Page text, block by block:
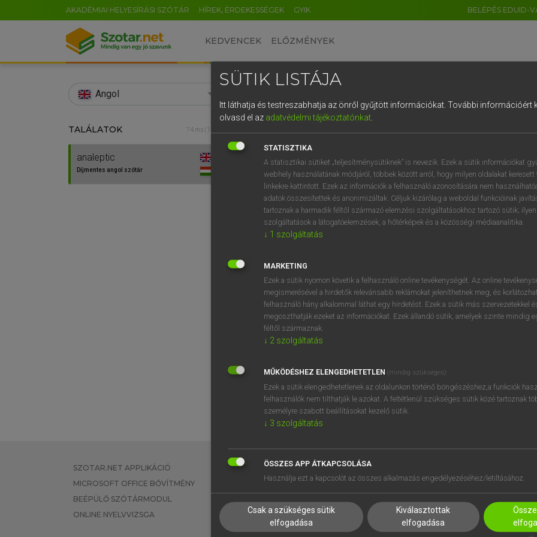
AKADÉMIAI HELYESÍRÁSI SZÓTÁR HÍREK, ÉRDEKESSÉGEK GYIK BELÉPÉS EDUID-
KEDVENCEK ELŐZMÉNYEK
Angol
TALÁLATOK 74 ms (1 db)
analeptic
Díjmentes angol szótár
Díjmentes angol szótár
analeptic mn
frissítő
erősítő
fn
frissítő(szer)
⚲ analeptickeresése szótárainkban
SZOTAR.NET APPLIKÁCIÓ
MICROSOFT OFFICE BŐVÍTMÉNY
BEÉPÜLŐ SZÓTÁRMODUL
ONLINE NYELVVIZSGA
EGYÉNI FELHASZNÁLÓKNAK
TANULÓKNAK
VÁLLALATI MEGOLDÁSOK
SÚGÓ
RÓLUNK
SÜTI BEÁLLÍTÁSOK
SÜTIK LISTÁJA
Itt láthatja és testreszabhatja az önről gyűjtött információkat. További információért
olvasd el az adatvédelmi tájékoztatónkat.
STATISZTIKA
A statisztikai sütiket „teljesítménysütiknek” is nevezik. Ezek a sütik információkat
webhely használatának módjáról, többek között arról, hogy milyen oldalakat keresett
linkekre kattintott. Ezek az információk a felhasználó azonosítására nem
adatok összesítettek és anonimizáltak. Céljuk kizárólag a weboldal funkcióinak
tartoznak a harmadik féltől származó elemzési szolgáltatásokhoz tartozó sütik;
szolgáltatások a látogatóelemzések, a hőtérképek és a közösségi médiaanalitika.
↓ 1 szolgáltatás
MARKETING
Ezek a sütik nyomon követik a felhasználó online tevékenységét. Az online
megismerésével a hirdetők relevánsabb reklámokat jeleníthetnek meg, és
felhasználó hány alkalommal láthat egy hirdetést. Ezek a sütik más szervezetekkel
megoszthatják ezeket az információkat. Ezek állandó sütik, amelyek szinte mindig
féltől származnak.
↓ 2 szolgáltatás
MŰKÖDÉSHEZ ELENGEDHETETLEN (mindig szükséges)
Ezek a sütik elengedhetetlenek az oldalunkon történő böngészéshez,a funkciók
felhasználók nem tilthatják le azokat. A feltétlenül szükséges sütik közé tartoznak
személyre szabott beállításokat kezelő sütik.
↓ 3 szolgáltatás
ÖSSZES APP ÁTKAPCSOLÁSA
Használja ezt a kapcsolót az összes alkalmazás engedélyezéséhez/letiltásához.
Csak a szükséges sütik
elfogadása
Kiválasztottak
elfogadása
EN HU DE CN FR ES IT NL
0 1 2 3 4 5 6 7 8 9
q w e r t z u i
a s d f g h j k l é
í y x c v b n m , .